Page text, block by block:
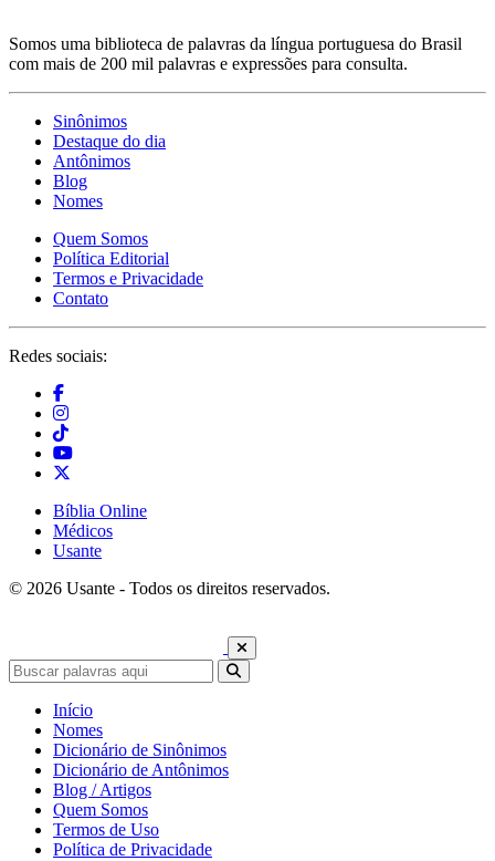
Somos uma biblioteca de palavras da língua portuguesa do Brasil
com mais de 200 mil palavras e expressões para consulta.
Sinônimos
Destaque do dia
Antônimos
Blog
Nomes
Quem Somos
Política Editorial
Termos e Privacidade
Contato
Redes sociais:
Bíblia Online
Médicos
Usante
© 2026 Usante - Todos os direitos reservados.
Início
Nomes
Dicionário de Sinônimos
Dicionário de Antônimos
Blog / Artigos
Quem Somos
Termos de Uso
Política de Privacidade